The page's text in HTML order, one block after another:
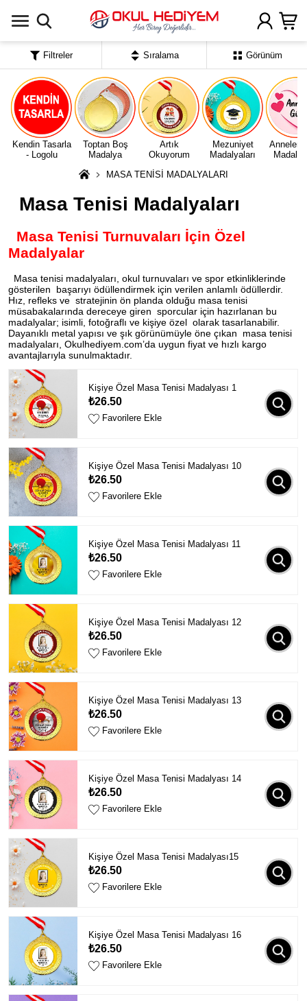
Kendin Tasarla
- Logolu
Toptan Boş
Madalya
Artık
Okuyorum
Mezuniyet
Madalyaları
Anneler
MASA TENİSİ MADALYALARI
Masa Tenisi Madalyaları
Masa Tenisi Turnuvaları İçin Özel
Madalyalar
Masa tenisi madalyaları, okul turnuvaları ve spor etkinliklerinde
gösterilen başarıyı ödüllendirmek için verilen anlamlı ödüllerdir.
Hız, refleks ve stratejinin ön planda olduğu masa tenisi
müsabakalarında dereceye giren sporcular için hazırlanan bu
madalyalar; isimli, fotoğraflı ve kişiye özel olarak tasarlanabilir.
Dayanıklı metal yapısı ve şık görünümüyle öne çıkan masa tenisi
madalyaları, Okulhediyem.com’da uygun fiyat ve hızlı kargo
avantajlarıyla sunulmaktadır.
Kişiye Özel Masa Tenisi Madalyası 1
₺26.50
Favorilere Ekle
Kişiye Özel Masa Tenisi Madalyası 10
₺26.50
Favorilere Ekle
Kişiye Özel Masa Tenisi Madalyası 11
₺26.50
Favorilere Ekle
Kişiye Özel Masa Tenisi Madalyası 12
₺26.50
Favorilere Ekle
Kişiye Özel Masa Tenisi Madalyası 13
₺26.50
Favorilere Ekle
Kişiye Özel Masa Tenisi Madalyası 14
₺26.50
Favorilere Ekle
Kişiye Özel Masa Tenisi Madalyası15
₺26.50
Favorilere Ekle
Kişiye Özel Masa Tenisi Madalyası 16
₺26.50
Favorilere Ekle
Filtreler Sıralama Görünüm
Uygulamada Aç